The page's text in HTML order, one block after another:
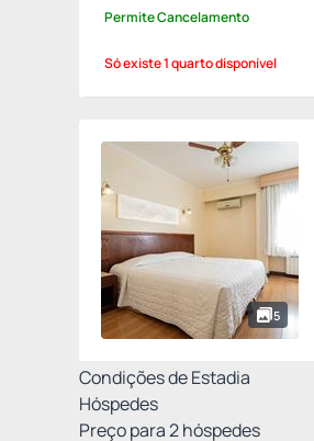
Permite Cancelamento
Só existe 1 quarto disponível
5
Condições de Estadia
Hóspedes
Preço para2hóspedes